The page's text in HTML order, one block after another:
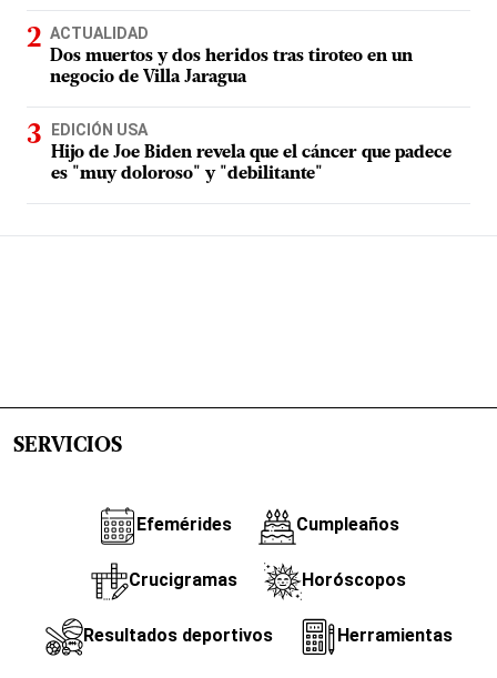
ACTUALIDAD
Dos muertos y dos heridos tras tiroteo en un
negocio de Villa Jaragua
EDICIÓN USA
Hijo de Joe Biden revela que el cáncer que padece
es "muy doloroso" y "debilitante"
SERVICIOS
Efemérides Cumpleaños
Crucigramas Horóscopos
Resultados deportivos Herramientas